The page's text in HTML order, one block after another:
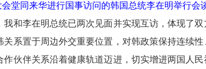
堂同来华进行国事访问的韩国总统李在明举行会
李在明总统已两次见面并实现互访，体现了双
系置于周边外交重要位置，对韩政策保持连续
伙伴关系沿着健康轨道迈进，切实增进两国人